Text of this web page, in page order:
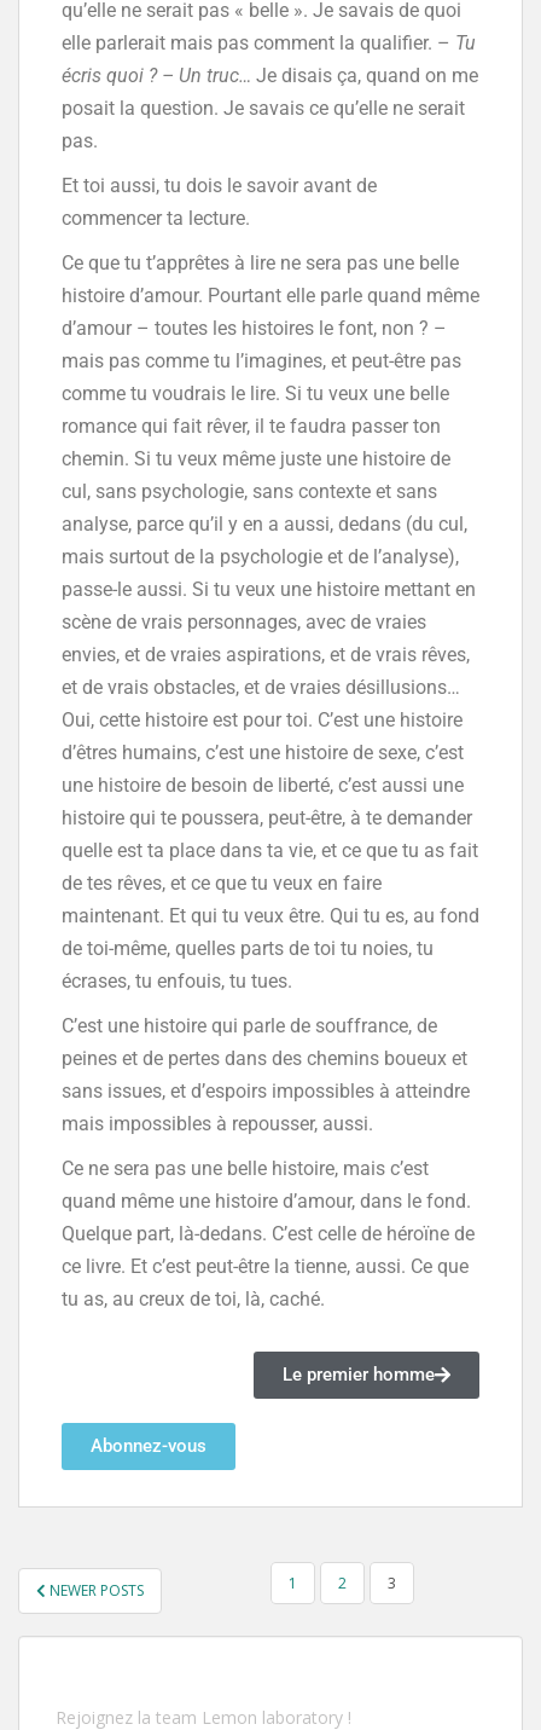
qu’elle ne serait pas « belle ». Je savais de quoi
elle parlerait mais pas comment la qualifier. – Tu
écris quoi ? – Un truc… Je disais ça, quand on me
posait la question. Je savais ce qu’elle ne serait
pas.
Et toi aussi, tu dois le savoir avant de
commencer ta lecture.
Ce que tu t’apprêtes à lire ne sera pas une belle
histoire d’amour. Pourtant elle parle quand même
d’amour – toutes les histoires le font, non ? –
mais pas comme tu l’imagines, et peut-être pas
comme tu voudrais le lire. Si tu veux une belle
romance qui fait rêver, il te faudra passer ton
chemin. Si tu veux même juste une histoire de
cul, sans psychologie, sans contexte et sans
analyse, parce qu’il y en a aussi, dedans (du cul,
mais surtout de la psychologie et de l’analyse),
passe-le aussi. Si tu veux une histoire mettant en
scène de vrais personnages, avec de vraies
envies, et de vraies aspirations, et de vrais rêves,
et de vrais obstacles, et de vraies désillusions…
Oui, cette histoire est pour toi. C’est une histoire
d’êtres humains, c’est une histoire de sexe, c’est
une histoire de besoin de liberté, c’est aussi une
histoire qui te poussera, peut-être, à te demander
quelle est ta place dans ta vie, et ce que tu as fait
de tes rêves, et ce que tu veux en faire
maintenant. Et qui tu veux être. Qui tu es, au fond
de toi-même, quelles parts de toi tu noies, tu
écrases, tu enfouis, tu tues.
C’est une histoire qui parle de souffrance, de
peines et de pertes dans des chemins boueux et
sans issues, et d’espoirs impossibles à atteindre
mais impossibles à repousser, aussi.
Ce ne sera pas une belle histoire, mais c’est
quand même une histoire d’amour, dans le fond.
Quelque part, là-dedans. C’est celle de héroïne de
ce livre. Et c’est peut-être la tienne, aussi. Ce que
tu as, au creux de toi, là, caché.
Le premier homme
Abonnez-vous
NEWER POSTS 1 2 3
Rejoignez la team Lemon laboratory !